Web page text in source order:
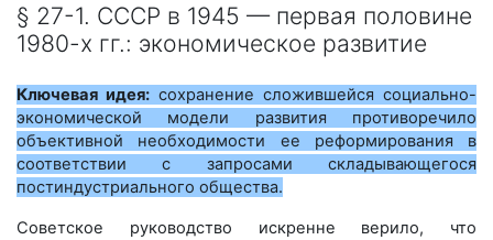
§ 27-1. СССР в 1945 — первая половине
1980-х гг.: экономическое развитие
Ключевая идея: сохранение сложившейся социально-
экономической модели развития противоречило
объективной необходимости ее реформирования в
соответствии с запросами складывающегося
постиндустриального общества.
Советское руководство искренне верило, что